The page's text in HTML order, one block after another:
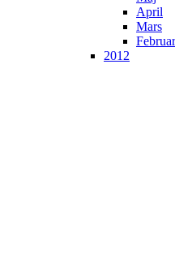
April
Mars
2012